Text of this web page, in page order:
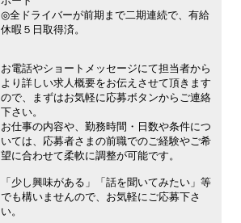
◎全ドライバーが前期まで二期連続で、有給
休暇５日取得済。
お電話やショートメッセージにて担当者から
より詳しい求人概要をお伝えさせて頂きます
ので、まずはお気軽に応募ボタンからご連絡
下さい。
お仕事の内容や、勤務時間・日数や条件につ
いては、応募者さまの前職でのご経験やご希
望に合わせて柔軟に調整が可能です。
「少し興味がある」「話を聞いてみたい」等
でも構いませんので、お気軽にご応募下さ
い。